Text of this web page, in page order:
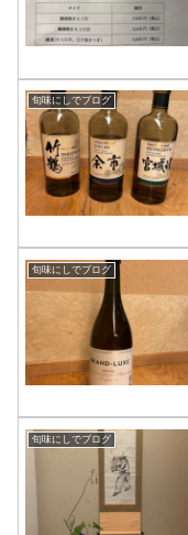
旬味にしでブログ
旬味にしでブログ
旬味にしでブログ